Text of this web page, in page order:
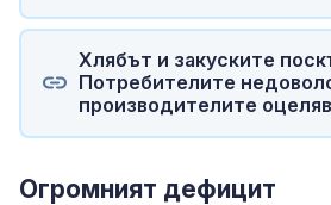
Хлябът и закуските
Потребителите
производителите
Огромният дефицит